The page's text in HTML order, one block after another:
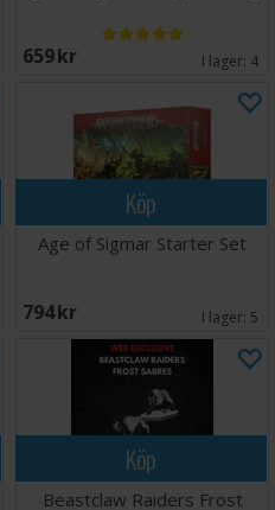
659 SEK I lager: 4
Köp
Age of Sigmar Starter Set
794 SEK I lager: 5
Köp
Beastclaw Raiders Frost